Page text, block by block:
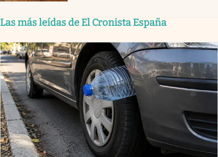
Las más leídas de El Cronista España